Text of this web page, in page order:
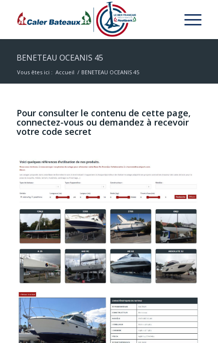
BENETEAU OCEANIS 45
Vous êtes ici : Accueil / BENETEAU OCEANIS 45
Pour consulter le contenu de cette page,
connectez-vous ou demandez à recevoir
votre code secret